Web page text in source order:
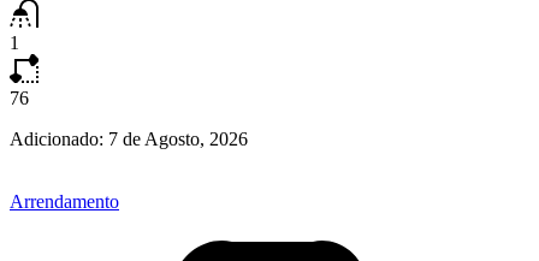
1
76
Adicionado: 7 de Agosto, 2026
Arrendamento